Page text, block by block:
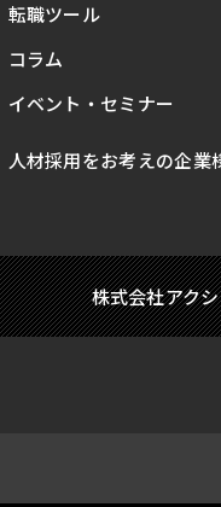
転職ツール
コラム
イベント・セミナー
人材採用をお考えの企業
株式会社アク